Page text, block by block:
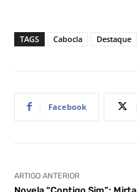
TAGS Cabocla Destaque
Facebook
ARTIGO ANTERIOR